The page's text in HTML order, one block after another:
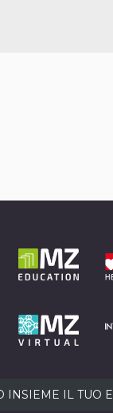
INSIEME IL TUO